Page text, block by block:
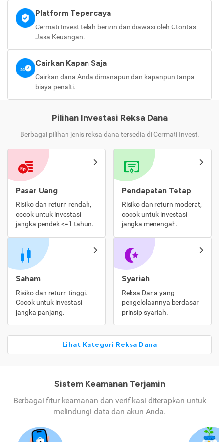
Platform Tepercaya
Cermati Invest telah berizin dan diawasi oleh Otoritas
Jasa Keuangan.
Cairkan Kapan Saja
Cairkan dana Anda dimanapun dan kapanpun tanpa
biaya penalti.
Pilihan Investasi Reksa Dana
Berbagai pilihan jenis reksa dana tersedia di Cermati Invest.
Pasar Uang
Risiko dan return rendah,
cocok untuk investasi
jangka pendek <=1 tahun.
Pendapatan Tetap
Risiko dan return moderat,
cocok untuk investasi
jangka menengah.
Saham
Risiko dan return tinggi.
Cocok untuk investasi
jangka panjang.
Syariah
Reksa Dana yang
pengelolaannya berdasar
prinsip syariah.
Lihat Kategori Reksa Dana
Sistem Keamanan Terjamin
Berbagai fitur keamanan dan verifikasi diterapkan untuk
melindungi data dan akun Anda.